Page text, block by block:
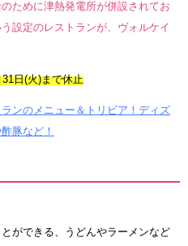
ために津熱発電所が併設されてお
設定のレストランが、ヴォルケイ
日(火)まで休止
ンのメニュー＆トリビア！ディズ
豚など！
ができる、うどんやラーメンなど